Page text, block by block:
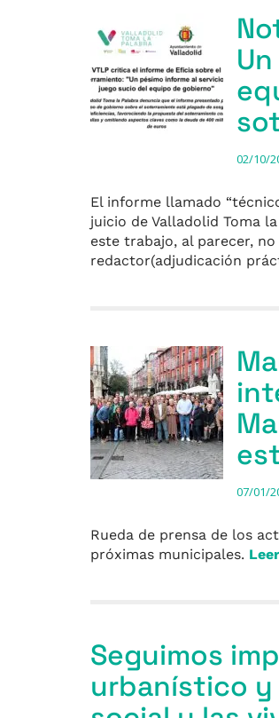
02/10/
El informe llamado
juicio de Valladolid Toma
este trabajo, al parecer,
redactor(adjudicación
07/01/
Rueda de prensa de los
próximas municipales.
Seguimos
urbanístico y